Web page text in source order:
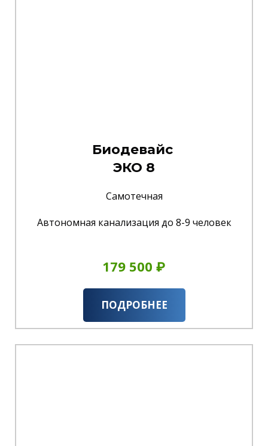
Биодевайс
ЭКО 8
Самотечная
Автономная канализация до 8-9 человек
179 500 ₽
ПОДРОБНЕЕ